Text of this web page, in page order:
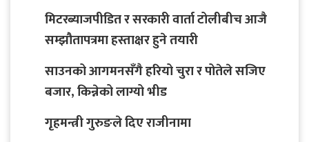
मिटरब्याजपीडित र सरकारी वार्ता टोलीबीच आजै
सम्झौतापत्रमा हस्ताक्षर हुने तयारी
साउनको आगमनसँगै हरियो चुरा र पोतेले सजिए
बजार, किन्नेको लाग्यो भीड
गृहमन्त्री गुरुङले दिए राजीनामा